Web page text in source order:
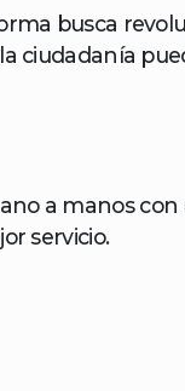
busca
ciudadanía
a manos
servicio.